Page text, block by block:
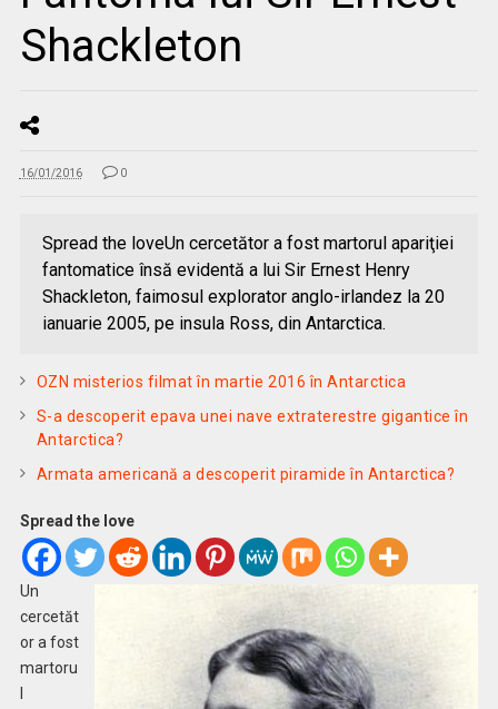
Shackleton
16/01/2016 0
Spread the loveUn cercetător a fost martorul apariţiei
fantomatice însă evidentă a lui Sir Ernest Henry
Shackleton, faimosul explorator anglo-irlandez la 20
ianuarie 2005, pe insula Ross, din Antarctica.
OZN misterios filmat în martie 2016 în Antarctica
S-a descoperit epava unei nave extraterestre gigantice în
Antarctica?
Armata americană a descoperit piramide în Antarctica?
Spread the love
Un
cercetăt
or a fost
martoru